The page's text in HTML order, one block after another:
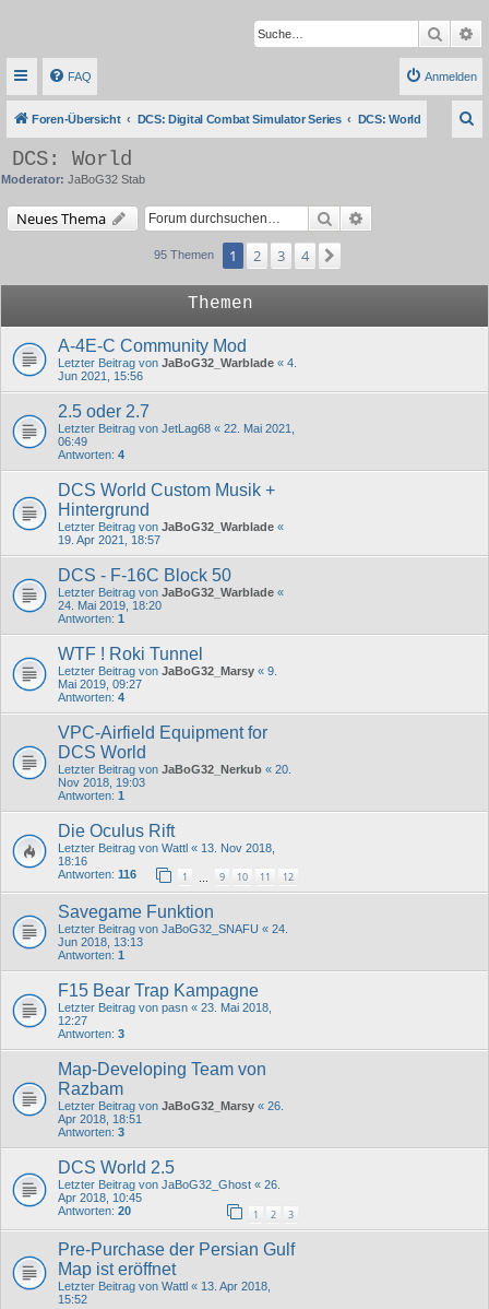
Suche
FAQ Anmelden
Foren-Übersicht DCS: Digital Combat Simulator Series DCS: World
DCS: World
Moderator: JaBoG32 Stab
Neues Thema Suche
95 Themen 1 2 3 4
Themen
A-4E-C Community Mod
Letzter Beitrag von JaBoG32_Warblade « 4.
Jun 2021, 15:56
2.5 oder 2.7
Letzter Beitrag von JetLag68 « 22. Mai 2021,
06:49
Antworten: 4
DCS World Custom Musik +
Hintergrund
Letzter Beitrag von JaBoG32_Warblade «
19. Apr 2021, 18:57
DCS - F-16C Block 50
Letzter Beitrag von JaBoG32_Warblade «
24. Mai 2019, 18:20
Antworten: 1
WTF ! Roki Tunnel
Letzter Beitrag von JaBoG32_Marsy « 9.
Mai 2019, 09:27
Antworten: 4
VPC-Airfield Equipment for
DCS World
Letzter Beitrag von JaBoG32_Nerkub « 20.
Nov 2018, 19:03
Antworten: 1
Die Oculus Rift
Letzter Beitrag von Wattl « 13. Nov 2018,
18:16
Antworten: 116 1 9 10 11 12
Savegame Funktion
Letzter Beitrag von JaBoG32_SNAFU « 24.
Jun 2018, 13:13
Antworten: 1
F15 Bear Trap Kampagne
Letzter Beitrag von pasn « 23. Mai 2018,
12:27
Antworten: 3
Map-Developing Team von
Razbam
Letzter Beitrag von JaBoG32_Marsy « 26.
Apr 2018, 18:51
Antworten: 3
DCS World 2.5
Letzter Beitrag von JaBoG32_Ghost « 26.
Apr 2018, 10:45
Antworten: 20 1 2 3
Pre-Purchase der Persian Gulf
Map ist eröffnet
Letzter Beitrag von Wattl « 13. Apr 2018,
15:52